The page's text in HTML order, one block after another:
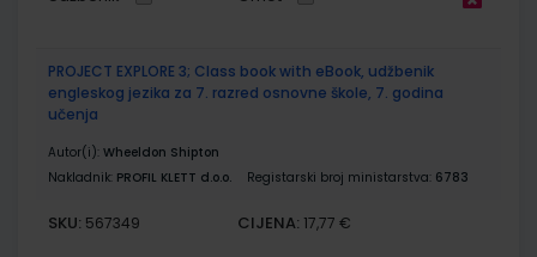
PROJECT EXPLORE 3; Class book with eBook, udžbenik
engleskog jezika za 7. razred osnovne škole, 7. godina
učenja
Autor(i): Wheeldon Shipton
Nakladnik: PROFIL KLETT d.o.o. Registarski broj ministarstva: 6783
SKU: 567349 CIJENA: 17,77 €